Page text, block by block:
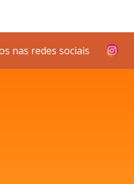
nas redes sociais